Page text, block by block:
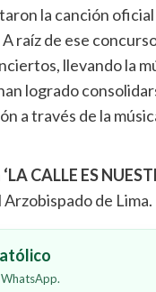
la canción
raíz de ese
llevando la
logrado
a través de la
‘LA CALLE ES
de Lima.